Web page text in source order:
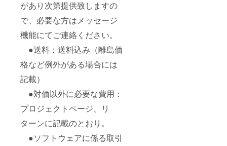
があり次第提供致しますの
で、必要な方はメッセージ
機能にてご連絡ください。
●送料：送料込み（離島価
格など例外がある場合には
記載）
●対価以外に必要な費用：
プロジェクトページ、リ
ターンに記載のとおり。
●ソフトウェアに係る取引